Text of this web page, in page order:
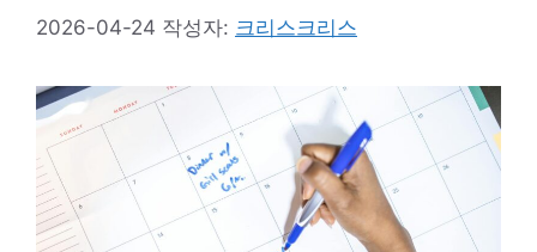
2026-04-24 작성자: 크리스크리스